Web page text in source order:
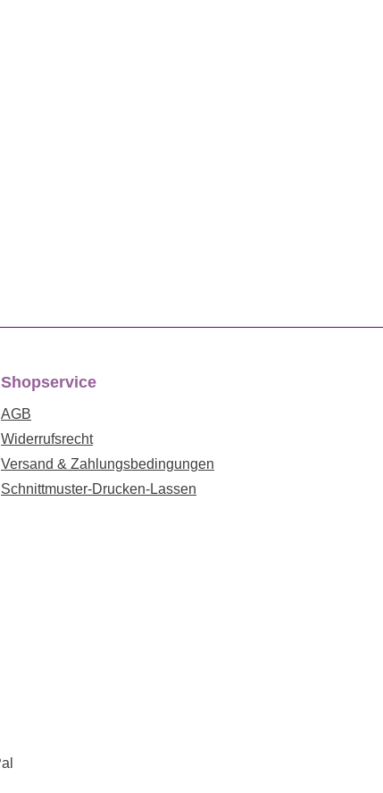
Shopservice
AGB
Widerrufsrecht
Versand & Zahlungsbedingungen
Schnittmuster-Drucken-Lassen